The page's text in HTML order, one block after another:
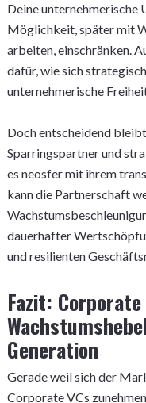
Deine unternehmerische
Möglichkeit, später mit
arbeiten, einschränken.
dafür, wie sich
unternehmerische
Doch entscheidend
Sparringspartner und
es neosfer mit ihrem
kann die Partnerschaft
dauerhafter
und resilienten
Fazit:
Generation
Gerade weil sich der
Corporate VCs